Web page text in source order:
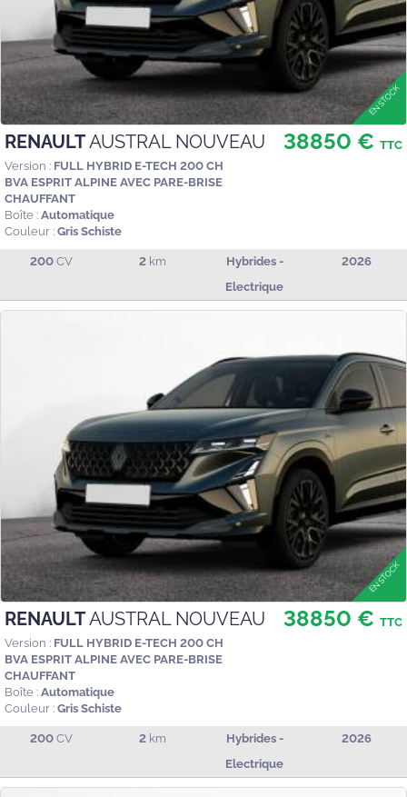
RENAULTAUSTRAL NOUVEAU
Version : FULL HYBRID E-TECH 200 CH
BVA ESPRIT ALPINE AVEC PARE-BRISE
CHAUFFANT
Boîte : Automatique
Couleur : Gris Schiste
38850 € TTC
200 CV 2 km
Hybrides -
Electrique
2026
RENAULTAUSTRAL NOUVEAU
Version : FULL HYBRID E-TECH 200 CH
BVA ESPRIT ALPINE AVEC PARE-BRISE
CHAUFFANT
Boîte : Automatique
Couleur : Gris Schiste
38850 € TTC
200 CV 2 km
Hybrides -
Electrique
2026